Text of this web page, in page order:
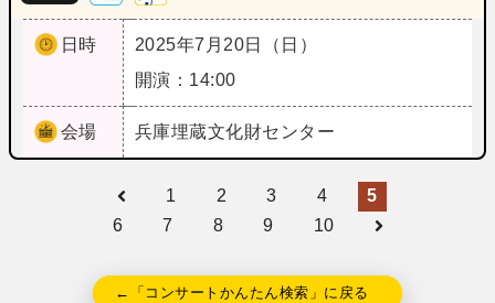
日時
2025年7月20日（日）
開演：14:00
会場 兵庫埋蔵文化財センター
1 2 3 4
5
6
7 8 9 10
←「コンサートかんたん検索」に戻る